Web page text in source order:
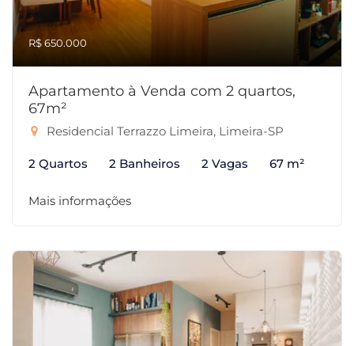
R$ 650.000
Apartamento à Venda com 2 quartos,
67m²
Residencial Terrazzo Limeira, Limeira-SP
2 Quartos 2 Banheiros 2 Vagas 67 m²
Mais informações